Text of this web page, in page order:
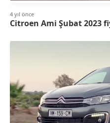
4 yıl önce
Citroen Ami Şubat 2023